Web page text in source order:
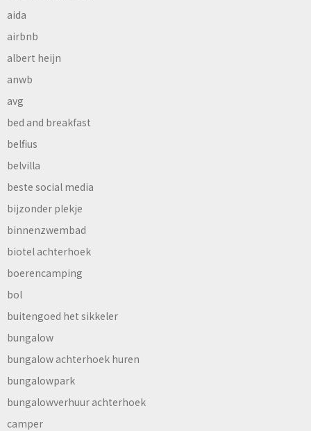
aida
airbnb
albert heijn
anwb
avg
bed and breakfast
belfius
belvilla
beste social media
bijzonder plekje
binnenzwembad
biotel achterhoek
boerencamping
bol
buitengoed het sikkeler
bungalow
bungalow achterhoek huren
bungalowpark
bungalowverhuur achterhoek
camper